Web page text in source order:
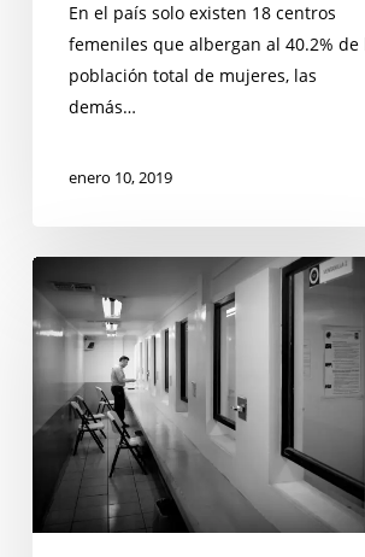
social
mujeres
En el país solo existen 18 centros
femeniles que albergan al 40.2% de
población total de mujeres, las
demás…
enero 10, 2019
de
Abogada/o